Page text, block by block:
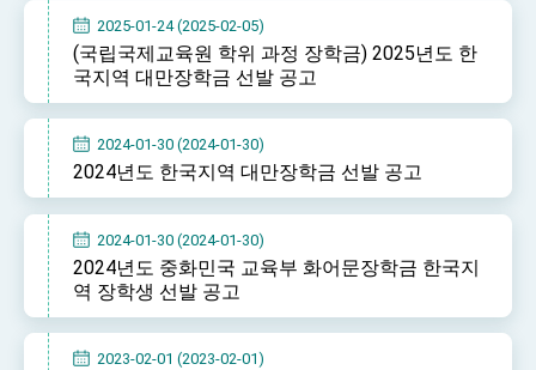
Presidential Inauguration Speech
Major speeches
Taiwan government to open office in Arizona,
advancing Taiwan-US exchanges and
cooperation
2025-01-24 (2025-02-05)
(국립국제교육원 학위 과정 장학금) 2025년도 한
국지역 대만장학금 선발 공고
2024-01-30 (2024-01-30)
2024년도 한국지역 대만장학금 선발 공고
2024-01-30 (2024-01-30)
2024년도 중화민국 교육부 화어문장학금 한국지
역 장학생 선발 공고
2023-02-01 (2023-02-01)